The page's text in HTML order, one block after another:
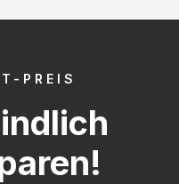
PREIS